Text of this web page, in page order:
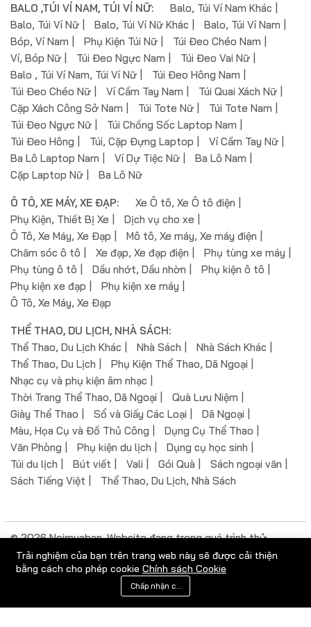
BALO ,TÚI VÍ NAM, TÚI VÍ NỮ:
Balo, Túi Ví Nam Khác
Balo, Túi Ví Nữ
Balo, Túi Ví Nữ Khác
Balo, Túi Ví Nam
Bóp, Ví Nam
Phụ Kiện Túi Nữ
Túi Đeo Chéo Nam
Ví, Bóp Nữ
Túi Đeo Ngực Nam
Túi Đeo Vai Nữ
Balo , Túi Ví Nam, Túi Ví Nữ
Túi Đeo Hông Nam
Túi Đeo Chéo Nữ
Ví Cầm Tay Nam
Túi Quai Xách Nữ
Cặp Xách Công Sở Nam
Túi Tote Nữ
Túi Tote Nam
Túi Đeo Ngực Nữ
Túi Chống Sốc Laptop Nam
Túi Đeo Hông
Túi, Cặp Đựng Laptop
Ví Cầm Tay Nữ
Ba Lô Laptop Nam
Ví Dự Tiệc Nữ
Ba Lô Nam
Cặp Laptop Nữ
Ba Lô Nữ
Ô TÔ, XE MÁY, XE ĐẠP:
Xe Ô tô, Xe Ô tô điện
Phụ Kiện, Thiết Bị Xe
Dịch vụ cho xe
Ô Tô, Xe Máy, Xe Đạp
Mô tô, Xe máy, Xe máy điện
Chăm sóc ô tô
Xe đạp, Xe đạp điện
Phụ tùng xe máy
Phụ tùng ô tô
Dầu nhớt, Dầu nhờn
Phụ kiện ô tô
Phụ kiện xe đạp
Phụ kiện xe máy
Ô Tô, Xe Máy, Xe Đạp
THỂ THAO, DU LỊCH, NHÀ SÁCH:
Thể Thao, Du Lịch Khác
Nhà Sách
Nhà Sách Khác
Thể Thao, Du Lịch
Phụ Kiện Thể Thao, Dã Ngoại
Nhạc cụ và phụ kiện âm nhạc
Thời Trang Thể Thao, Dã Ngoại
Quà Lưu Niệm
Giày Thể Thao
Sổ và Giấy Các Loại
Dã Ngoại
Màu, Họa Cụ và Đồ Thủ Công
Dụng Cụ Thể Thao
Văn Phòng
Phụ kiện du lịch
Dụng cụ học sinh
Túi du lịch
Bút viết Vali Gói Quà
Sách ngoại văn
Sách Tiếng Việt
Thể Thao, Du Lịch, Nhà Sách
© 2026 Noimuaban. Website đang trong quá trình thử
nghiệm.
Luôn kết nối:
0
Giỏ hàng
Trải nghiệm của bạn trên trang web này sẽ được cải thiện
bằng cách cho phép cookie Chính sách Cookie
Chấp nhận cookie